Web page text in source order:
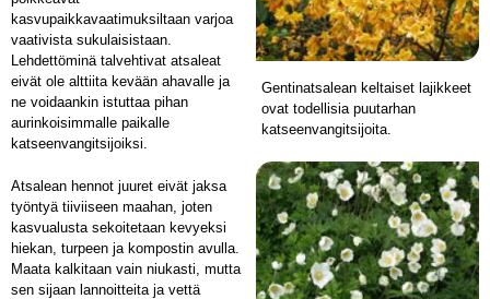
kasvupaikkavaatimuksiltaan varjoa
vaativista sukulaisistaan.
Lehdettöminä talvehtivat atsaleat
eivät ole alttiita kevään ahavalle ja
ne voidaankin istuttaa pihan
aurinkoisimmalle paikalle
katseenvangitsijoiksi.
Atsalean hennot juuret eivät jaksa
työntyä tiiviiseen maahan, joten
kasvualusta sekoitetaan kevyeksi
hiekan, turpeen ja kompostin avulla.
Maata kalkitaan vain niukasti, mutta
sen sijaan lannoitteita ja vettä
Gentinatsalean keltaiset lajikkeet
ovat todellisia puutarhan
katseenvangitsijoita.